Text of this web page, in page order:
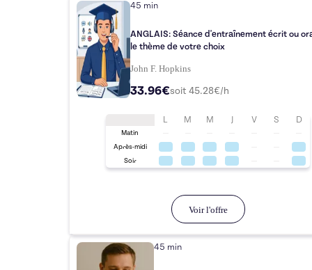
45 min
ANGLAIS: Séance d'entraînement écrit ou
le thème de votre choix
John F. Hopkins
33.96€soit45.28€/h
L M M J V S D
Matin
Après-midi
Soir
Voir l'offre
45 min